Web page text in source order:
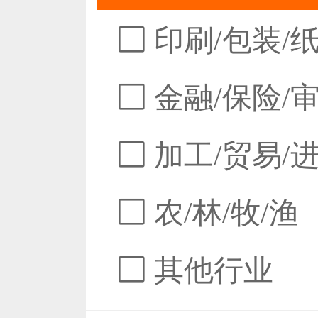
印刷/包装/
金融/保险/
加工/贸易/
农/林/牧/渔
其他行业